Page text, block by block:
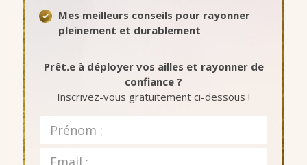
Mes meilleurs conseils pour rayonner
pleinement et durablement
Prêt.e à déployer vos ailles et rayonner de
confiance ?
Inscrivez-vous gratuitement ci-dessous !